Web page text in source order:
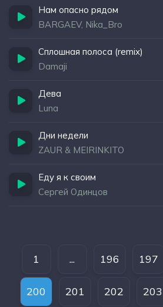
Нам опасно рядом
BARGAEV, Nika_Bro
Сплошная полоса (remix)
Damaji
Дева
Luna
Дни недели
ZAUR & MEIRINKITO
Еду я к своим
Сергей Одинцов
1 ... 196 197
200 201 202 203